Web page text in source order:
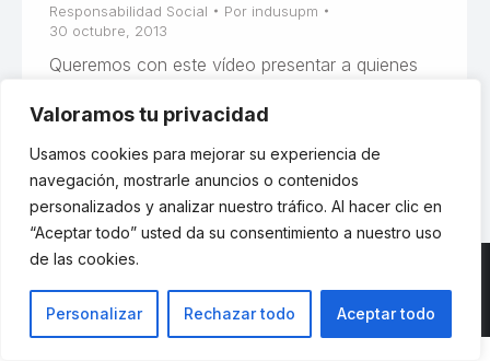
Valoramos tu privacidad
Usamos cookies para mejorar su experiencia de
navegación, mostrarle anuncios o contenidos
personalizados y analizar nuestro tráfico. Al hacer clic en
“Aceptar todo” usted da su consentimiento a nuestro uso
de las cookies.
Personalizar Rechazar todo Aceptar todo
Responsabilidad Social Por indusupm
30 octubre, 2013
Queremos con este vídeo presentar a quienes
Sostenibilidad.
© ETSII UPM - una web de believe